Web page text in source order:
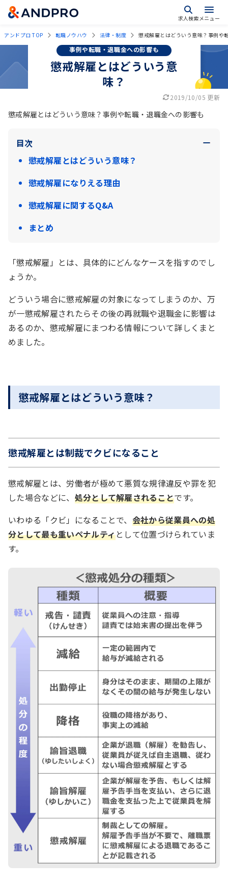
求人検索メニュー
アンドプロ TOP 転職ノウハウ 法律・制度 懲戒解雇とはどういう意味？事例や
事例や転職・退職金への影響も
懲戒解雇とはどういう意
味？
2019/10/05 更新
懲戒解雇とはどういう意味？事例や転職・退職金への影響も
目次
懲戒解雇とはどういう意味？
懲戒解雇になりえる理由
懲戒解雇に関するQ&A
まとめ
「懲戒解雇」とは、具体的にどんなケースを指すのでし
ょうか。
どういう場合に懲戒解雇の対象になってしまうのか、万
が一懲戒解雇されたらその後の再就職や退職金に影響は
あるのか、懲戒解雇にまつわる情報について詳しくまと
めました。
懲戒解雇とはどういう意味？
懲戒解雇とは制裁でクビになること
懲戒解雇とは、労働者が極めて悪質な規律違反や罪を犯
した場合などに、 処分として解雇されることです。
いわゆる「クビ」になることで、 会社から従業員への処
分として最も重いペナルティとして位置づけられていま
す。